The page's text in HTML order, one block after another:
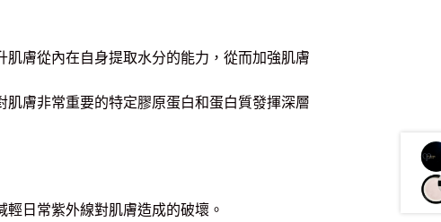
膚從內在自身提取水分的能力，從而加強肌膚
膚非常重要的特定膠原蛋白和蛋白質發揮深層
日常紫外線對肌膚造成的破壞。